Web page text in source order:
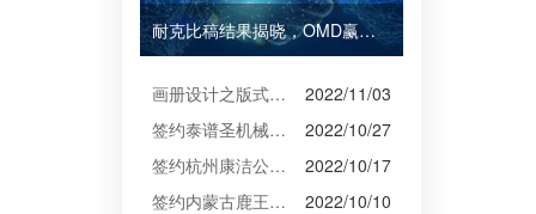
耐克比稿结果揭晓，OMD赢得Burberry全球媒介业务（转自广告狂人日报）
2022/11/03
画册设计之版式设计
2022/10/27
签约泰谱圣机械产品摄影、宣传册设计
2022/10/17
签约杭州康洁公司摄影、产品摄影、画册设计制作
2022/10/10
签约内蒙古鹿王羊绒有限公司宣传册制作